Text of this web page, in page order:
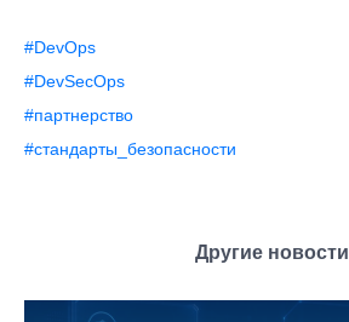
#DevOps
#DevSecOps
#партнерство
#стандарты_безопасности
Другие новости